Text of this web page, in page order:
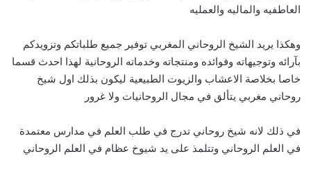
العاطفيه والماليه والعمليه
وهكذا يريد الشيخ الروحاني المغربي توفير جميع طلباتكم وتزويدكم
بآرائه وتوجيهاته وفوائده ومنتجاته وخدماته الروحانية لهذا احدث قسما
خاصا بخلاصة الاعشاب والزيوت الطبيعية ليكون بذلك اول شيخ
روحاني مغربي يتألق في مجال الروحانيات ولا غرور
في ذلك لانه شيخ روحاني تدرج في طلب العلم في مدارس معتمدة
في العلم الروحاني وتتلمذ على يد شيوخ عظام في العلم الروحاني